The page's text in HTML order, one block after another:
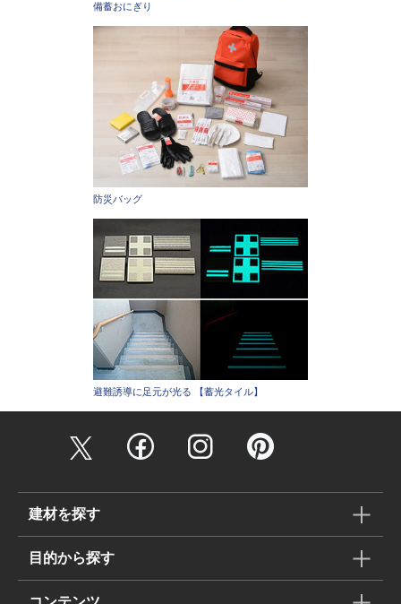
備蓄おにぎり
防災バッグ
避難誘導に足元が光る 【蓄光タイル】
建材を探す
目的から探す